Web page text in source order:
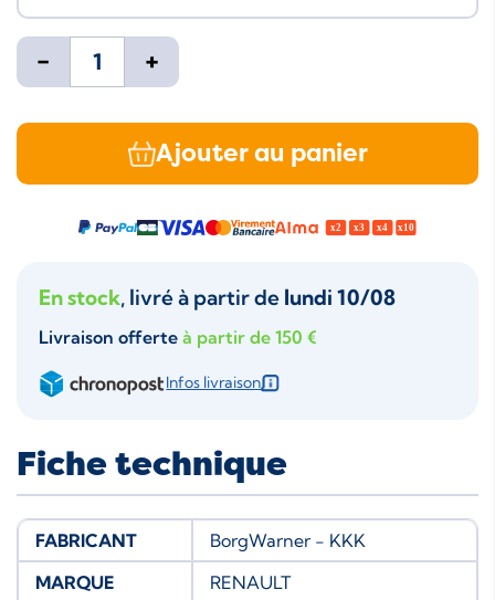
- +
Ajouter au panier
En stock, livré à partir de lundi 10/08
Livraison offerte à partir de 150 €
Infos livraison
Fiche technique
FABRICANT
BorgWarner - KKK
MARQUE
RENAULT